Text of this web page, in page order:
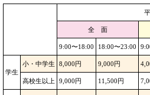
全 面
9:00〜18:00 18:00〜23:00
学生
小・中学生 8,000円 9,000円
高校生以上 9,000円 11,500円